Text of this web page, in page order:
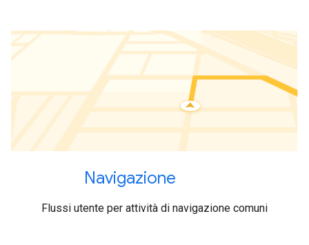
Navigazione
Flussi utente per attività di navigazione comuni